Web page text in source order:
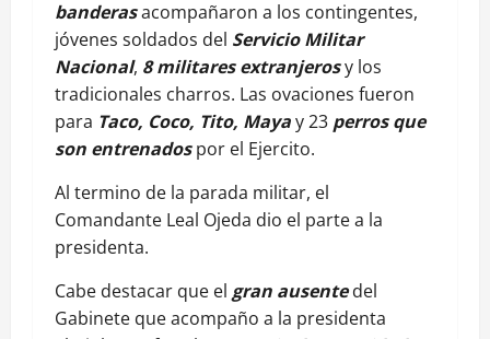
banderasacompañaron a los contingentes,
jóvenes soldados del Servicio Militar
Nacional, 8 militares extranjerosy los
tradicionales charros. Las ovaciones fueron
para Taco, Coco, Tito, Mayay 23 perros que
son entrenadospor el Ejercito.
Al termino de la parada militar, el
Comandante Leal Ojeda dio el parte a la
presidenta.
Cabe destacar que el gran ausentedel
Gabinete que acompaño a la presidenta